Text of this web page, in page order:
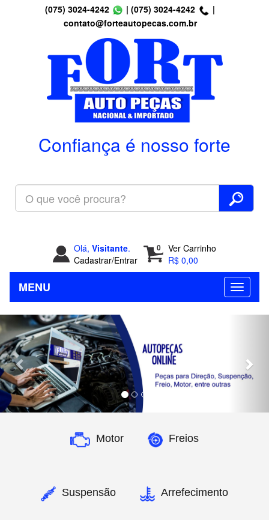
(075) 3024-4242 | (075) 3024-4242
|
contato@forteautopecas.com.br
Confiança é nosso forte
Olá, Visitante.
Cadastrar/Entrar
0
Ver Carrinho
R$ 0,00
MENU
Previous
Motor Freios
Suspensão Arrefecimento